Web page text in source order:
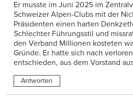
Er musste im Juni 2025 im
Schweizer Alpen-Clubs mit der
Präsidenten einen harten
Schlechter Führungsstil und
den Verband Millionen kosteten
Gründe. Er hatte sich nach
entschieden, aus dem Vorstand
Antworten